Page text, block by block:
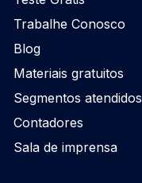
Trabalhe Conosco
Blog
Materiais gratuitos
Segmentos atendidos
Contadores
Sala de imprensa